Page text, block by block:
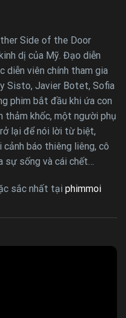
Side of the Door
dị của Mỹ. Đạo diễn
diễn viên chính tham gia
Sisto, Javier Botet, Sofia
phim bắt đầu khi ứa con
khốc, một người phụ
lại để nói lời từ biệt,
báo thiêng liêng, cô
sự sống và cái chết…
sắc nhất tại phimmoi